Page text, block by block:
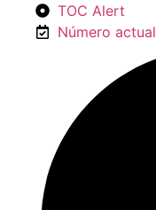
TOC Alert
Número actual